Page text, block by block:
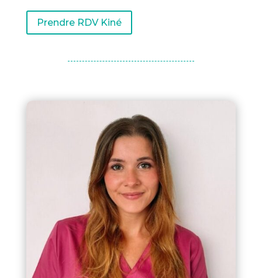
Prendre RDV Kiné